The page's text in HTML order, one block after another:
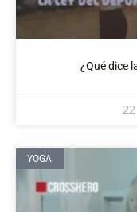
¿Qué dice
YOGA